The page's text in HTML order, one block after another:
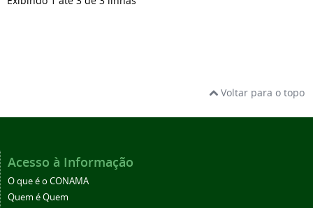
Voltar para o topo
Acesso à Informação
O que é o CONAMA
Quem é Quem